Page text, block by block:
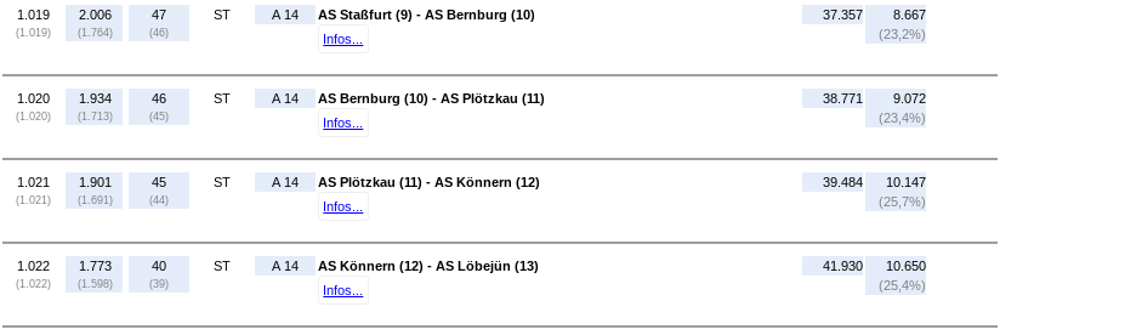
1.019
(1.019)
2.006
(1.764)
47
(46)
ST A 14
AS Staßfurt (9) - AS Bernburg (10)
Infos...
37.357
8.667
(23,2%)
1.020
(1.020)
1.934
(1.713)
46
(45)
ST A 14
AS Bernburg (10) - AS Plötzkau (11)
Infos...
38.771
9.072
(23,4%)
1.021
(1.021)
1.901
(1.691)
45
(44)
ST A 14
AS Plötzkau (11) - AS Könnern (12)
Infos...
39.484
10.147
(25,7%)
1.022
(1.022)
1.773
(1.598)
40
(39)
ST A 14
AS Könnern (12) - AS Löbejün (13)
Infos...
41.930
10.650
(25,4%)